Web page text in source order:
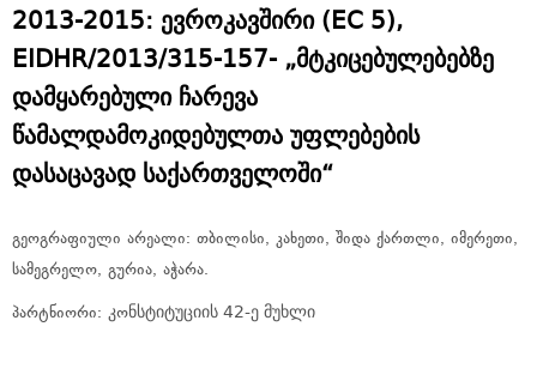
2013-2015: ევროკავშირი (EC 5),
EIDHR/2013/315-157- „მტკიცებულებებზე
დამყარებული ჩარევა
წამალდამოკიდებულთა უფლებების
დასაცავად საქართველოში“
გეოგრაფიული არეალი: თბილისი, კახეთი, შიდა ქართლი, იმერეთი,
სამეგრელო, გურია, აჭარა.
პარტნიორი: კონსტიტუციის 42-ე მუხლი